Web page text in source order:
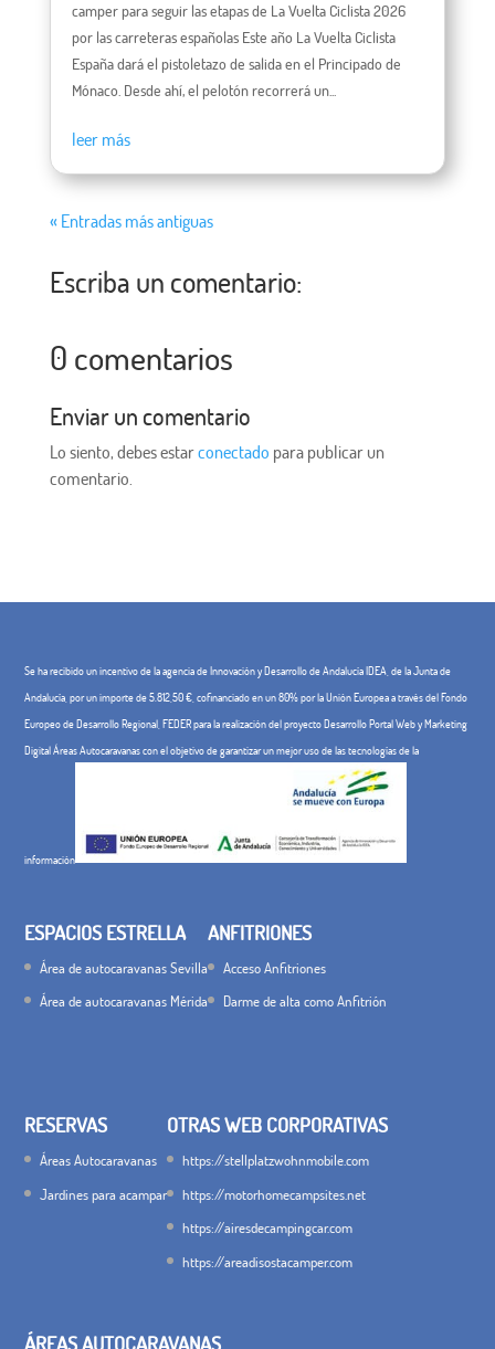
camper para seguir las etapas de La Vuelta Ciclista 2026
por las carreteras españolas Este año La Vuelta Ciclista
España dará el pistoletazo de salida en el Principado de
Mónaco. Desde ahí, el pelotón recorrerá un...
leer más
« Entradas más antiguas
Escriba un comentario:
0 comentarios
Enviar un comentario
Lo siento, debes estarconectado para publicar un
comentario.
Se ha recibido un incentivo de la agencia de Innovación y Desarrollo de Andalucía IDEA, de la Junta de
Andalucía, por un importe de 5.812,50 €, cofinanciado en un 80% por la Unión Europea a través del Fondo
Europeo de Desarrollo Regional, FEDER para la realización del proyecto Desarrollo Portal Web y Marketing
Digital Áreas Autocaravanas con el objetivo de garantizar un mejor uso de las tecnologías de la
información
ESPACIOS ESTRELLA
Área de autocaravanas Sevilla
Área de autocaravanas Mérida
ANFITRIONES
Acceso Anfitriones
Darme de alta como Anfitrión
RESERVAS
Áreas Autocaravanas
Jardines para acampar
OTRAS WEB CORPORATIVAS
https://stellplatzwohnmobile.com
https://motorhomecampsites.net
https://airesdecampingcar.com
https://areadisostacamper.com
ÁREAS AUTOCARAVANAS